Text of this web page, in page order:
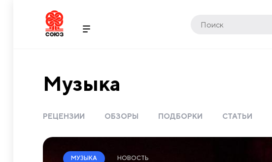
Музыка
РЕЦЕНЗИИ ОБЗОРЫ ПОДБОРКИ СТАТЬИ
МУЗЫКА НОВОСТЬ